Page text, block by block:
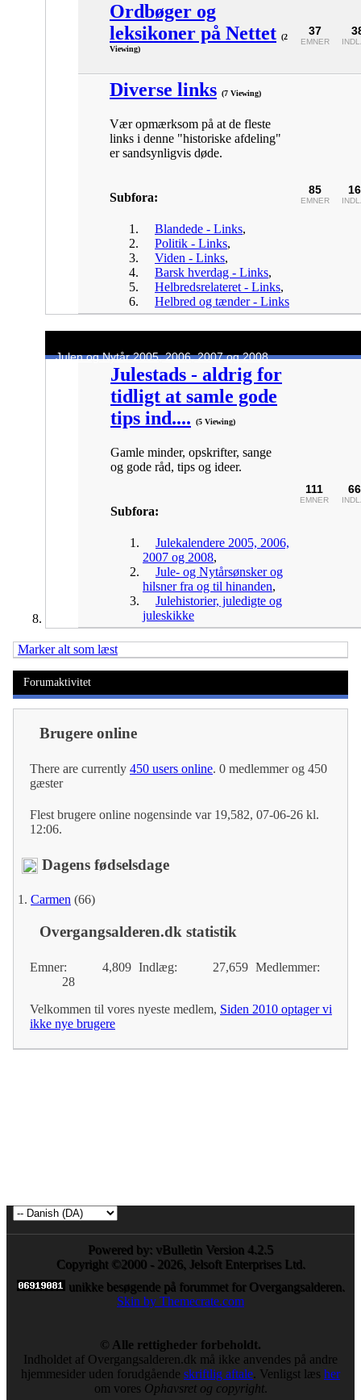
Ordbøger og
leksikoner på Nettet (2
Viewing)
37
EMNER
Diverse links (7 Viewing)
Vær opmærksom på at de fleste
links i denne "historiske afdeling"
er sandsynligvis døde.
Subfora:
Blandede - Links,
Politik - Links,
Viden - Links,
Barsk hverdag - Links,
Helbredsrelateret - Links,
Helbred og tænder - Links
85
EMNER
Julen og Nytår 2005, 2006, 2007 og 2008
Julestads - aldrig for
tidligt at samle gode
tips ind....
(5 Viewing)
Gamle minder, opskrifter, sange
og gode råd, tips og ideer.
Subfora:
Julekalendere 2005, 2006,
2007 og 2008,
Jule- og Nytårsønsker og
hilsner fra og til hinanden,
Julehistorier, juledigte og
juleskikke
111
EMNER
Marker alt som læst
Forumaktivitet
Brugere online
There are currently 450 users online. 0 medlemmer og 450
gæster
Flest brugere online nogensinde var 19,582, 07-06-26 kl.
12:06.
Dagens fødselsdage
Carmen (66)
Overgangsalderen.dk statistik
Emner 4,809 Indlæg 27,659 Medlemmer
28
Velkommen til vores nyeste medlem, Siden 2010 optager vi
ikke nye brugere
Powered by: vBulletin Version 4.2.5
Copyright ©2000 - 2026, Jelsoft Enterprises Ltd.
unikke besøgende på forummet for Overgangsalderen.
Skin by Themecrate.com
© Alle rettigheder forbeholdt.
Indholdet af Overgangsalderen.dk må ikke anvendes på andre
hjemmesider uden forudgående skriftlig aftale. Venligst læs her
om vores Ophavsret og copyright.